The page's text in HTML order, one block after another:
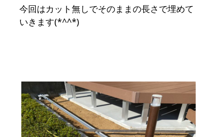
今回はカット無しでそのままの長さで埋めて
いきます(*^^*)